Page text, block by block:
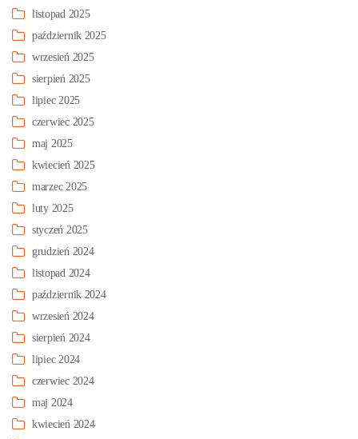
listopad 2025
październik 2025
wrzesień 2025
sierpień 2025
lipiec 2025
czerwiec 2025
maj 2025
kwiecień 2025
marzec 2025
luty 2025
styczeń 2025
grudzień 2024
listopad 2024
październik 2024
wrzesień 2024
sierpień 2024
lipiec 2024
czerwiec 2024
maj 2024
kwiecień 2024